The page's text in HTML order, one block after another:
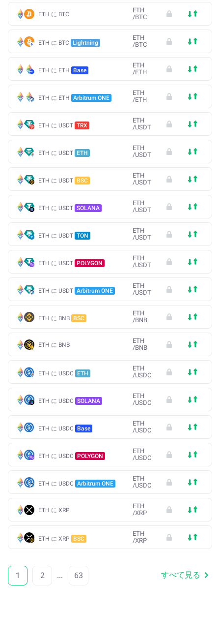
ETH に BTC
ETH
/BTC
ETH に BTC Lightning
ETH
/BTC
ETH に ETH Base
ETH
/ETH
ETH に ETH Arbitrum ONE
ETH
/ETH
ETH に USDT TRX
ETH
/USDT
ETH に USDT ETH
ETH
/USDT
ETH に USDT BSC
ETH
/USDT
ETH に USDT SOLANA
ETH
/USDT
ETH に USDT TON
ETH
/USDT
ETH に USDT POLYGON
ETH
/USDT
ETH に USDT Arbitrum ONE
ETH
/USDT
ETH に BNB BSC
ETH
/BNB
ETH に BNB
ETH
/BNB
ETH に USDC ETH
ETH
/USDC
ETH に USDC SOLANA
ETH
/USDC
ETH に USDC Base
ETH
/USDC
ETH に USDC POLYGON
ETH
/USDC
ETH に USDC Arbitrum ONE
ETH
/USDC
ETH に XRP
ETH
/XRP
ETH に XRP BSC
ETH
/XRP
1 2 ... 63 すべて見る